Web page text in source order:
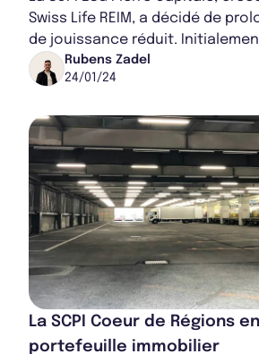
Swiss Life REIM, a décidé de
de jouissance réduit.
jusqu'au 31 janvier 2024, les ges...
Rubens Zadel
24/01/24
La SCPI Coeur de Régions
portefeuille immobilier